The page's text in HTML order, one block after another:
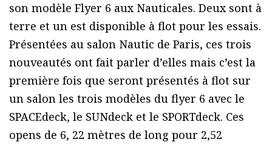
son modèle Flyer 6 aux Nauticales. Deux sont à
terre et un est disponible à flot pour les essais.
Présentées au salon Nautic de Paris, ces trois
nouveautés ont fait parler d’elles mais c’est la
première fois que seront présentés à flot sur
un salon les trois modèles du flyer 6 avec le
SPACEdeck, le SUNdeck et le SPORTdeck. Ces
opens de 6, 22 mètres de long pour 2,52